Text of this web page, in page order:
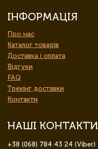
ІНФОРМАЦІЯ
Про нас
Каталог товарів
Доставка і оплата
Відгуки
FAQ
Трекінг доставки
Контакти
НАШІ КОНТАКТИ
+38 (068) 784 43 24 (Viber)